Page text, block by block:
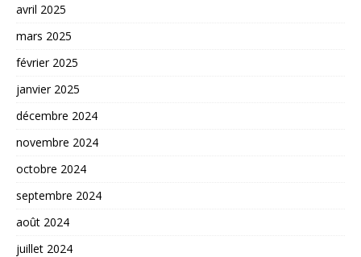
avril 2025
mars 2025
février 2025
janvier 2025
décembre 2024
novembre 2024
octobre 2024
septembre 2024
août 2024
juillet 2024